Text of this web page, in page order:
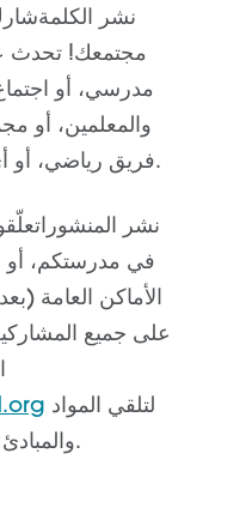
نشر الكلمة
مجتمعك! تحدث
مدرسي، أو اجتماع
والمعلمين، أو
فريق رياضي، أو أي منظمة تنتمي إليها.
نشر المنشورات
في مدرستكم، أو
الأماكن العامة
على جميع
لتلقي المواد
والمبادئ التوجيهية قبل النشر.